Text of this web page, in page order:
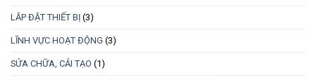
LẮP ĐẶT THIẾT BỊ (3)
LĨNH VỰC HOẠT ĐỘNG (3)
SỬA CHỮA, CẢI TẠO (1)